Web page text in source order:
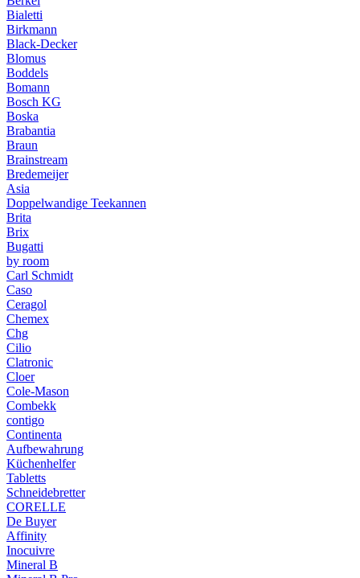
Bialetti
Birkmann
Black-Decker
Blomus
Boddels
Bomann
Bosch KG
Boska
Brabantia
Braun
Brainstream
Bredemeijer
Asia
Doppelwandige Teekannen
Brita
Brix
Bugatti
by room
Carl Schmidt
Caso
Ceragol
Chemex
Chg
Cilio
Clatronic
Cloer
Cole-Mason
Combekk
contigo
Continenta
Aufbewahrung
Küchenhelfer
Tabletts
Schneidebretter
CORELLE
De Buyer
Affinity
Inocuivre
Mineral B